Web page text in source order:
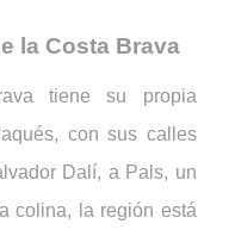
la Costa Brava
tiene su propia
con sus calles
Dalí, a Pals, un
colina, la región está